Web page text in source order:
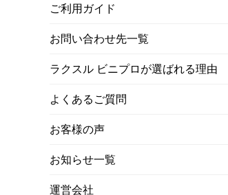
ご利用ガイド
お問い合わせ先一覧
ラクスル ビニプロが選ばれる理由
よくあるご質問
お客様の声
お知らせ一覧
運営会社